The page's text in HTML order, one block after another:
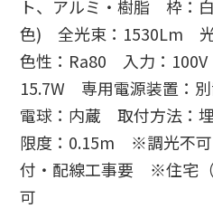
ト、アルミ・樹脂 枠：
色) 全光束：1530Lm
色性：Ra80 入力：
15.7W 専用電源装置：
電球：内蔵 取付方法：
限度：0.15m ※調光
付・配線工事要 ※住宅
可